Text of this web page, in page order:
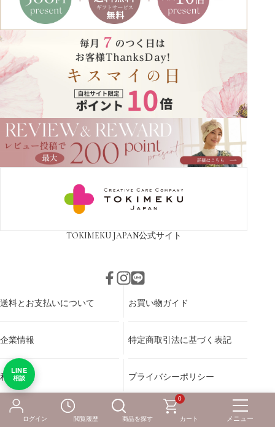
ログイン 閲覧履歴 商品を探す
0
カート
TOKIMEKU JAPAN公式サイト
©KISS MY LIFE All Rights Reserved
送料とお支払いについて お買い物ガイド
企業情報 特定商取引法に基づく表記
利用規約 プライバシーポリシー
総合TOP がんケア用品 シニア・介護ケア用品
LINE
相談